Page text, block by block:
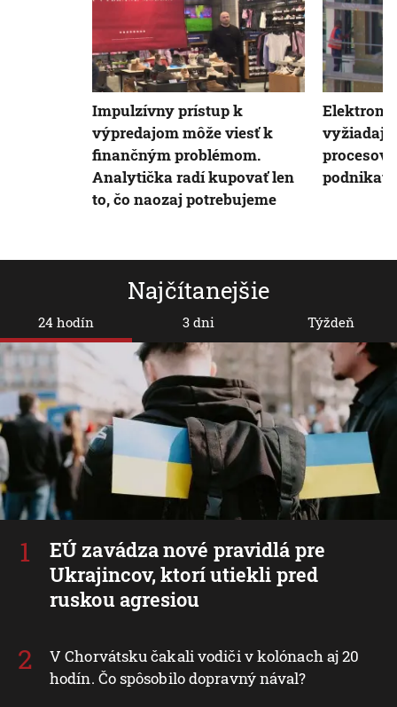
Najčítanejšie
24 hodín
EÚ zavádza nové pravidlá pre
Ukrajincov, ktorí utiekli pred
ruskou agresiou
V Chorvátsku čakali vodiči v kolónach aj 20
hodín. Čo spôsobilo dopravný nával?
3 dni Týždeň
Impulzívny prístup k
výpredajom môže viesť k
finančným problémom.
Analytička radí kupovať len
to, čo naozaj potrebujeme
procesov.